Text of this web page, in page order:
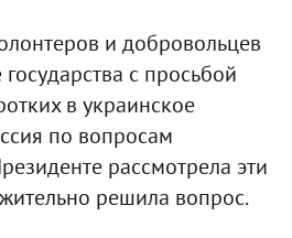
и добровольцев
с просьбой
в украинское
по вопросам
рассмотрела эти
решила вопрос.